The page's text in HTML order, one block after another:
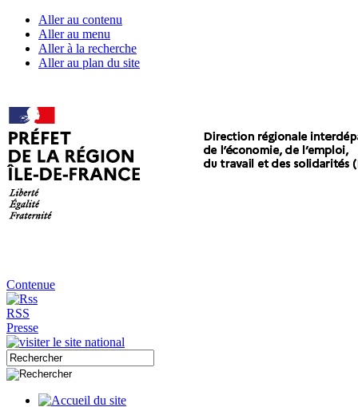
Aller au contenu
Aller au menu
Aller à la recherche
Aller au plan du site
Contenue
RSS
Presse